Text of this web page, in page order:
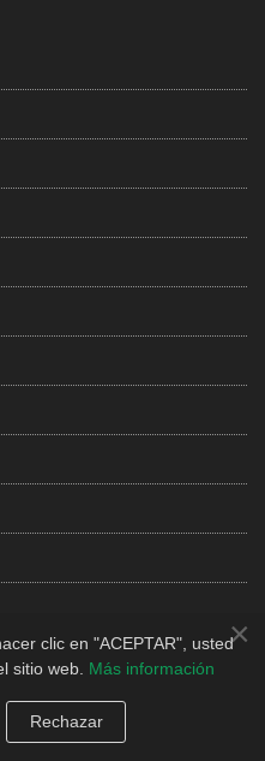
SUBIR ARRIBA
×
clic en "ACEPTAR", usted
sitio web. Más información
Rechazar
en ACEPTAR TODO, usted